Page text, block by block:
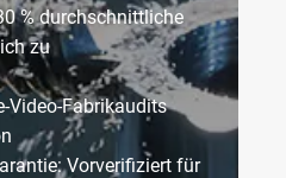
% durchschnittliche
zu
Video-Fabrikaudits
Vorverifiziert für